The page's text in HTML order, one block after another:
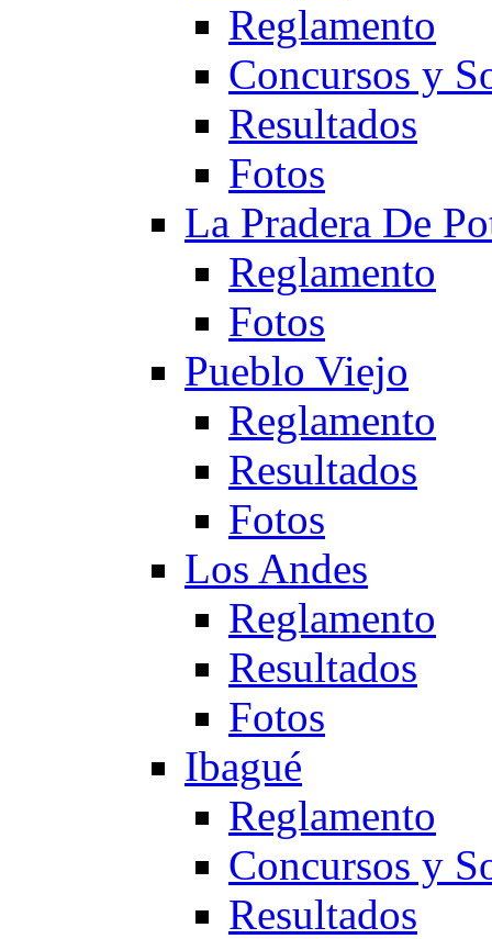
Reglamento
Concursos y
Resultados
Fotos
La Pradera De
Reglamento
Fotos
Pueblo Viejo
Reglamento
Resultados
Fotos
Los Andes
Reglamento
Resultados
Fotos
Ibagué
Reglamento
Concursos y
Resultados